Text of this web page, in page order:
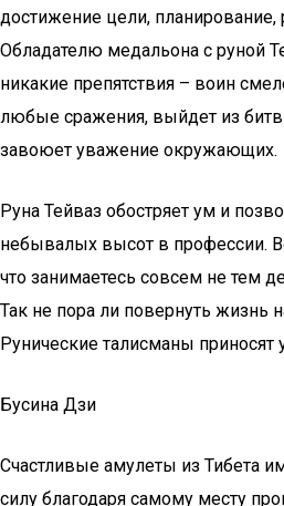
достижение цели,
Обладателю медальона с руной
никакие препятствия – воин
любые сражения, выйдет из
завоюет уважение окружающих.
Руна Тейваз обостряет ум и
небывалых высот в профессии.
что занимаетесь совсем не тем
Так не пора ли повернуть жизнь
Рунические талисманы приносят
Бусина Дзи
Счастливые амулеты из Тибета
силу благодаря самому месту